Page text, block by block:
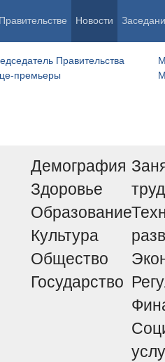
Новости
Правительства
премьеры
Демография
Здоровье
Образование
Культура
Общество
Государство
труд